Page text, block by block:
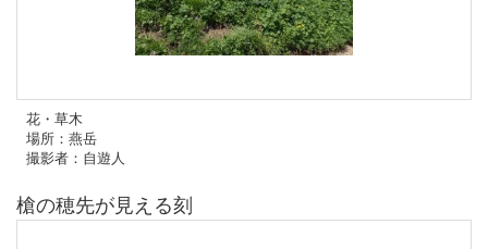
花・草木
場所：燕岳
撮影者：自遊人
槍の穂先が見える刻